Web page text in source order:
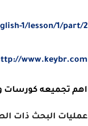
1/lesson/1/part/2
www.keybr.com/
اهم تجميعه كورسات
عمليات البحث ذات